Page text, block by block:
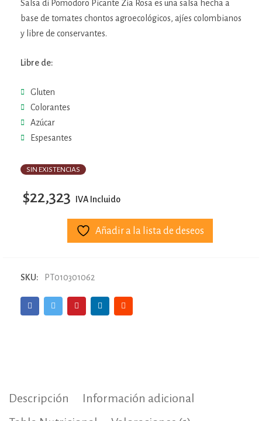
Salsa di Pomodoro Picante Zia Rosa es una salsa hecha a
base de tomates chontos agroecológicos, ajíes colombianos
y libre de conservantes.
Libre de:
Gluten
Colorantes
Azúcar
Espesantes
SIN EXISTENCIAS
$22,323 IVA Incluido
Añadir a la lista de deseos
SKU: PT010301062
Descripción
Información adicional